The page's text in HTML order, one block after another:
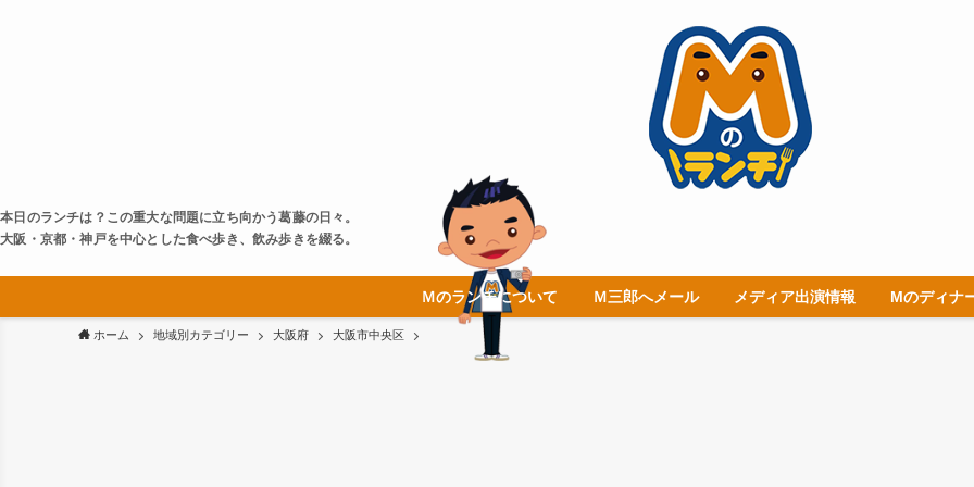
本日のランチは？この重大な問題に立ち向かう葛藤の日々。
大阪・京都・神戸を中心とした食べ歩き、飲み歩きを綴る。
Ｍのランチについて Ｍ三郎へメール メディア出演情報 Mのディナ
ホーム 地域別カテゴリー 大阪府 大阪市中央区